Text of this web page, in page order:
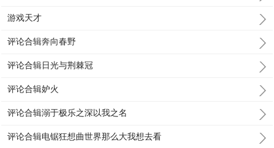
游戏天才
评论合辑奔向春野
评论合辑日光与荆棘冠
评论合辑妒火
评论合辑溺于极乐之深以我之名
评论合辑电锯狂想曲世界那么大我想去看